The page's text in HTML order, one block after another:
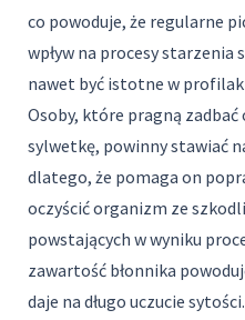
co powoduje, że regularne
wpływ na procesy starzenia
nawet być istotne w
Osoby, które pragną zadbać
sylwetkę, powinny stawiać
dlatego, że pomaga on
oczyścić organizm ze
powstających w wyniku
zawartość błonnika
daje na długo uczucie sytości.